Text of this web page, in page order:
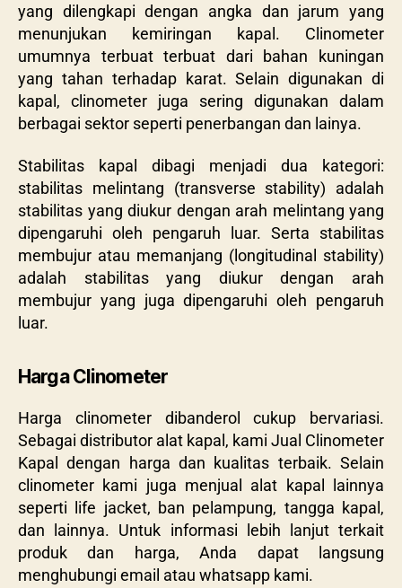
yang dilengkapi dengan angka dan jarum yang
menunjukan kemiringan kapal. Clinometer
umumnya terbuat terbuat dari bahan kuningan
yang tahan terhadap karat. Selain digunakan di
kapal, clinometer juga sering digunakan dalam
berbagai sektor seperti penerbangan dan lainya.
Stabilitas kapal dibagi menjadi dua kategori:
stabilitas melintang (transverse stability) adalah
stabilitas yang diukur dengan arah melintang yang
dipengaruhi oleh pengaruh luar. Serta stabilitas
membujur atau memanjang (longitudinal stability)
adalah stabilitas yang diukur dengan arah
membujur yang juga dipengaruhi oleh pengaruh
luar.
Harga Clinometer
Harga clinometer dibanderol cukup bervariasi.
Sebagai distributor alat kapal, kami Jual Clinometer
Kapal dengan harga dan kualitas terbaik. Selain
clinometer kami juga menjual alat kapal lainnya
seperti life jacket, ban pelampung, tangga kapal,
dan lainnya. Untuk informasi lebih lanjut terkait
produk dan harga, Anda dapat langsung
menghubungi email atau whatsapp kami.